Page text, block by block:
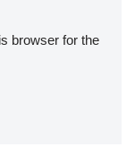
browser for the